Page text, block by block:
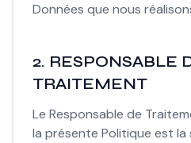
Données que nous
2. RESPONSABLE
TRAITEMENT
Le Responsable de
la présente Politique est la